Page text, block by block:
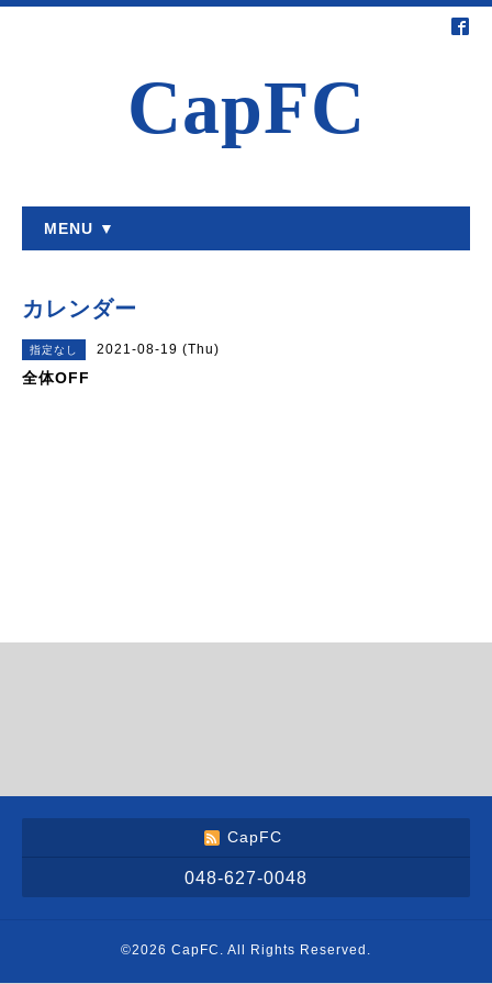
CapFC
MENU ▼
カレンダー
指定なし 2021-08-19 (Thu)
全体OFF
CapFC
048-627-0048
©2026 CapFC . All Rights Reserved.